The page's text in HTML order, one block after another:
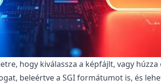
hogy kiválassza a képfájlt, vagy húzza
beleértve a SGI formátumot is, és